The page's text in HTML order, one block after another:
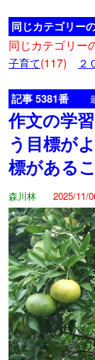
同じカテゴリー
同じカテゴリー
子育て(117) ２
記事 5381番
作文の学
う目標が
標がある
森川林
2025/11/